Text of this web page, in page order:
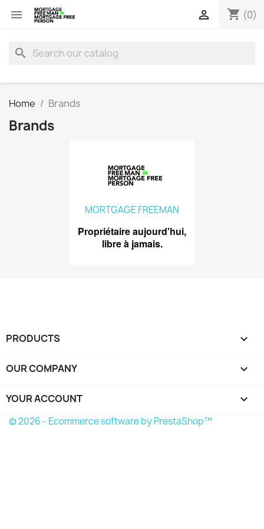
 shopping_cart (0)

search
Home Brands
Brands
MORTGAGE FREEMAN
Propriétaire aujourd'hui,
libre à jamais.
PRODUCTS 
OUR COMPANY 
YOUR ACCOUNT 
© 2026 - Ecommerce software by PrestaShop™